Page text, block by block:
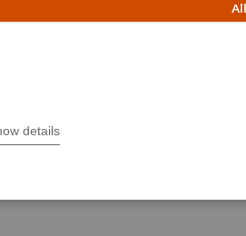
details
AG